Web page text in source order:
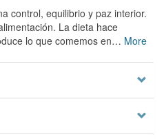
control, equilibrio y paz interior.
La dieta hace
lo que comemos en… More